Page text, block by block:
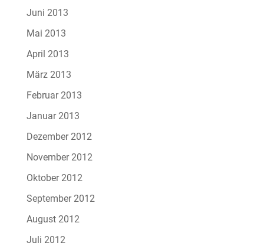
Juni 2013
Mai 2013
April 2013
März 2013
Februar 2013
Januar 2013
Dezember 2012
November 2012
Oktober 2012
September 2012
August 2012
Juli 2012